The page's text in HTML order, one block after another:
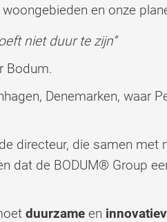
en onze
niet duur te zijn”
Bodum.
Denemarken, waar
directeur, die samen met
dat de BODUM® Group
duurzame en